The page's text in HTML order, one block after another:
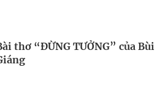
thơ “ĐỪNG TƯỞNG” của Bùi